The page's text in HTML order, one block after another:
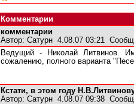
Комментарии
комментарии
Автор: Сатурн 4.08.07 03:21
Ведущий - Николай Литвинов.
сожалению, полного варианта
Кстати, в этом году
Автор: Сатурн 4.08.07 09:38